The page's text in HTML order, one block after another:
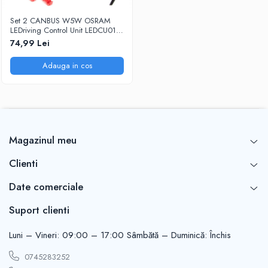
Set 2 CANBUS W5W OSRAM
LEDriving Control Unit LEDCU01-
2HFB
74,99 Lei
Adauga in cos
Magazinul meu
Clienti
Date comerciale
Suport clienti
Luni – Vineri: 09:00 – 17:00 Sâmbătă – Duminică: Închis
0745283252